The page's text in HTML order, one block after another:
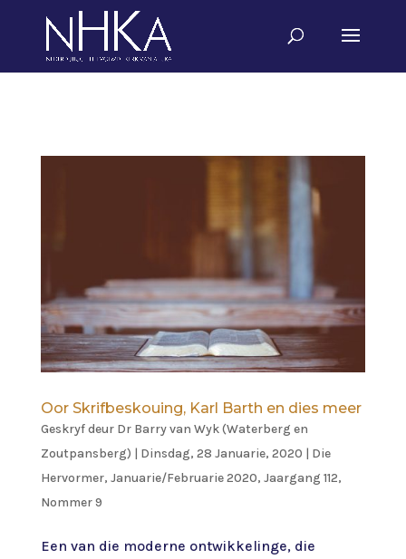
Oor Skrifbeskouing, Karl Barth en dies meer
Geskryf deur Dr Barry van Wyk (Waterberg en
Zoutpansberg) | Dinsdag, 28 Januarie, 2020 | Die
Hervormer, Januarie/Februarie 2020, Jaargang 112,
Nommer 9
Een van die moderne ontwikkelinge, die